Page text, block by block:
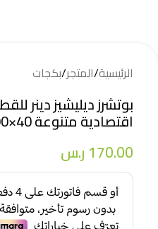
الرئيسية/المتجر/بكجات
بوتشرز ديليشيز دينر
اقتصادية متنوعة 40×100غ
170.00 ر.س